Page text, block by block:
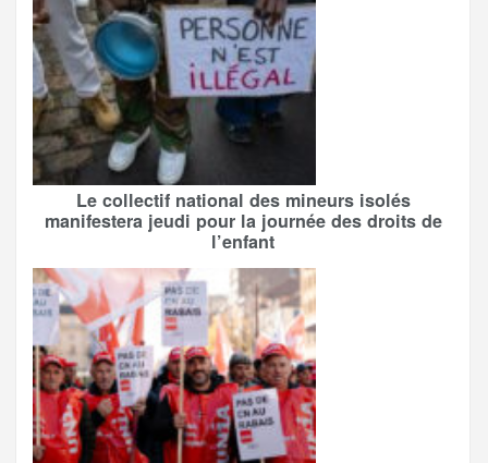
Le collectif national des mineurs isolés
manifestera jeudi pour la journée des droits de
l’enfant